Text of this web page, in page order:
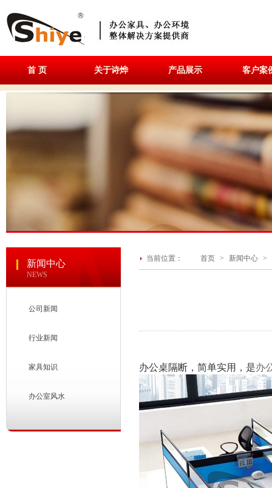
首 页 关于诗烨 产品展示 客户案
新闻中心
NEWS
公司新闻
行业新闻
家具知识
办公室风水
当前位置： 首页 > 新闻中心 >
办公桌隔断，简单实用，是办